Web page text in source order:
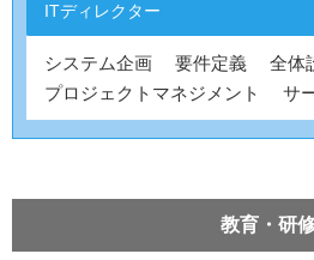
ITディレクター
システム企画 要件定義
全体
プロジェクトマネジメント
サ
教育・研